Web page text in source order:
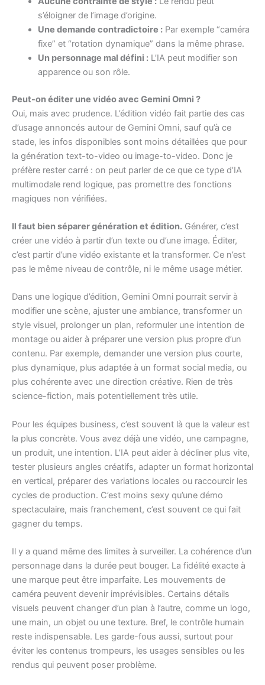
s’éloigner de l’image d’origine.
Une demande contradictoire :Par exemple “caméra
fixe” et “rotation dynamique” dans la même phrase.
Un personnage mal défini :L’IA peut modifier son
apparence ou son rôle.
Peut-on éditer une vidéo avec Gemini Omni ?
Oui, mais avec prudence. L’édition vidéo fait partie des cas
d’usage annoncés autour de Gemini Omni, sauf qu’à ce
stade, les infos disponibles sont moins détaillées que pour
la génération text-to-video ou image-to-video. Donc je
préfère rester carré : on peut parler de ce que ce type d’IA
multimodale rend logique, pas promettre des fonctions
magiques non vérifiées.
Il faut bien séparer génération et édition. Générer, c’est
créer une vidéo à partir d’un texte ou d’une image. Éditer,
c’est partir d’une vidéo existante et la transformer. Ce n’est
pas le même niveau de contrôle, ni le même usage métier.
Dans une logique d’édition, Gemini Omni pourrait servir à
modifier une scène, ajuster une ambiance, transformer un
style visuel, prolonger un plan, reformuler une intention de
montage ou aider à préparer une version plus propre d’un
contenu. Par exemple, demander une version plus courte,
plus dynamique, plus adaptée à un format social media, ou
plus cohérente avec une direction créative. Rien de très
science-fiction, mais potentiellement très utile.
Pour les équipes business, c’est souvent là que la valeur est
la plus concrète. Vous avez déjà une vidéo, une campagne,
un produit, une intention. L’IA peut aider à décliner plus vite,
tester plusieurs angles créatifs, adapter un format horizontal
en vertical, préparer des variations locales ou raccourcir les
cycles de production. C’est moins sexy qu’une démo
spectaculaire, mais franchement, c’est souvent ce qui fait
gagner du temps.
Il y a quand même des limites à surveiller. La cohérence d’un
personnage dans la durée peut bouger. La fidélité exacte à
une marque peut être imparfaite. Les mouvements de
caméra peuvent devenir imprévisibles. Certains détails
visuels peuvent changer d’un plan à l’autre, comme un logo,
une main, un objet ou une texture. Bref, le contrôle humain
reste indispensable. Les garde-fous aussi, surtout pour
éviter les contenus trompeurs, les usages sensibles ou les
rendus qui peuvent poser problème.